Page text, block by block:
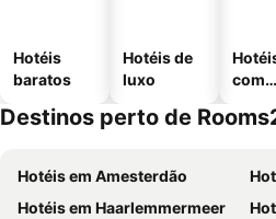
Hotéis
baratos
Hotéis de
luxo
com
Destinos perto de
Hotéis em Amesterdão
Hotéis em Haarlemmermeer